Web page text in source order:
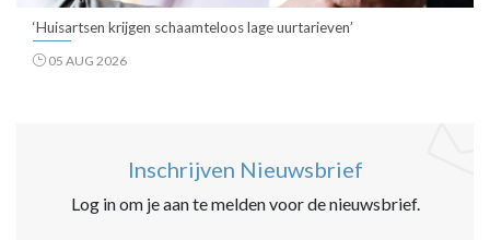
‘Huisartsen krijgen schaamteloos lage uurtarieven’
05 AUG 2026
Inschrijven Nieuwsbrief
Log in om je aan te melden voor de nieuwsbrief.